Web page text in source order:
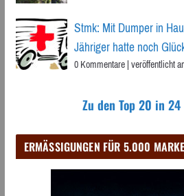
Stmk: Mit Dumper in
Jähriger hatte noch
0 Kommentare|veröffentlicht
Zu den Top 20 in
ERMÄSSIGUNGEN FÜR 5.000